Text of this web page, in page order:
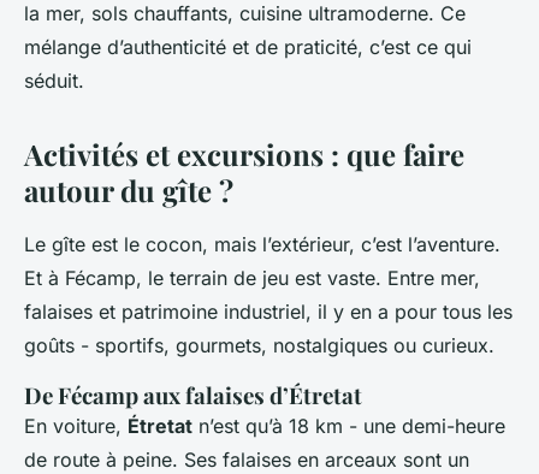
la mer, sols chauffants, cuisine ultramoderne. Ce
mélange d’authenticité et de praticité, c’est ce qui
séduit.
Activités et excursions : que faire
autour du gîte ?
Le gîte est le cocon, mais l’extérieur, c’est l’aventure.
Et à Fécamp, le terrain de jeu est vaste. Entre mer,
falaises et patrimoine industriel, il y en a pour tous les
goûts - sportifs, gourmets, nostalgiques ou curieux.
De Fécamp aux falaises d’Étretat
En voiture, Étretat n’est qu’à 18 km - une demi-heure
de route à peine. Ses falaises en arceaux sont un